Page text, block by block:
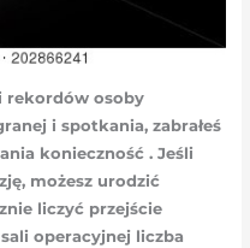
rekordów osoby
i spotkania, zabrałeś
konieczność . Jeśli
możesz urodzić
liczyć przejście
operacyjnej liczba